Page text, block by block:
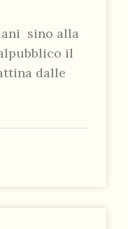
sino alla
il
dalle